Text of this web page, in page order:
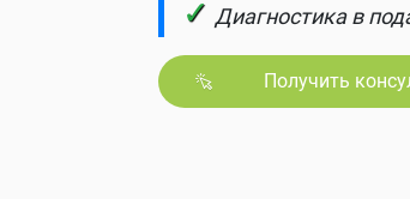
✓ Диагностика в
Получить